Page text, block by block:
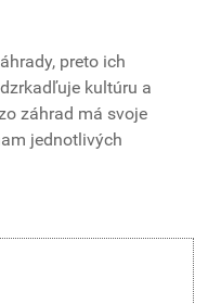
preto ich
kultúru a
záhrad má svoje
jednotlivých